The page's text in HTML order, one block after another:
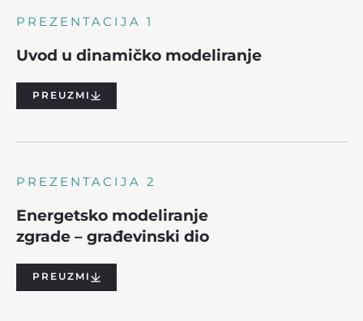
PREZENTACIJA 1
Uvod u dinamičko modeliranje
PREUZMI
PREZENTACIJA 2
Energetsko modeliranje
zgrade – građevinski dio
PREUZMI